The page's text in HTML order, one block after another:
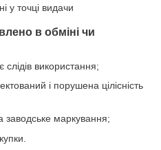
у точці видачи
в обміні чи
використання;
і порушена цілісність
заводське маркування;